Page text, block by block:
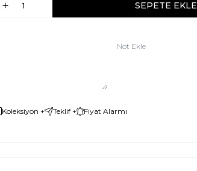
SEPETE EKLE
Not Ekle
Koleksiyon + Teklif + Fiyat Alarmı